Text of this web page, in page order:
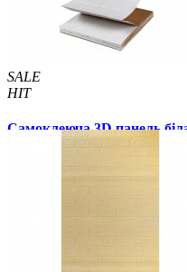
SALE
HIT
Самоклеюча 3D панель
2800x700x3мм
599 грн.